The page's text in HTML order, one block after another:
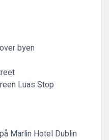
byen
Luas Stop
Marlin Hotel Dublin